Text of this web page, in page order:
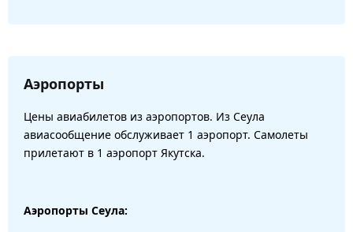
Аэропорты
Цены авиабилетов из аэропортов. Из Сеула
авиасообщение обслуживает 1 аэропорт. Самолеты
прилетают в 1 аэропорт Якутска.
Аэропорты Сеула: